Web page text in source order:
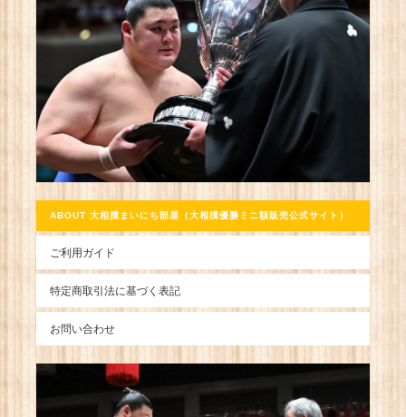
ABOUT 大相撲まいにち部屋（大相撲優勝ミニ額販売公式サイト）
ご利用ガイド
特定商取引法に基づく表記
お問い合わせ